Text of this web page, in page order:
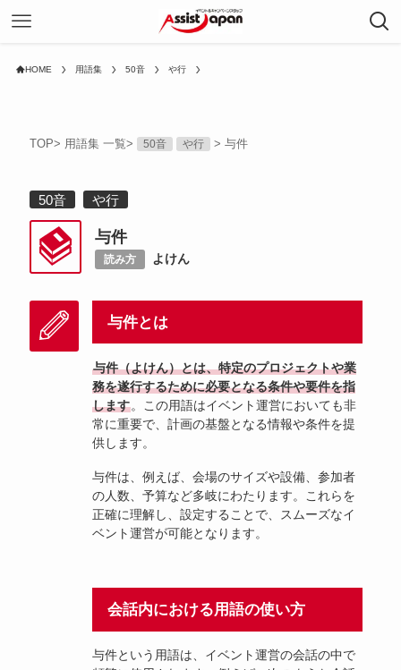
HOME 用語集 50音 や行
TOP> 用語集 一覧> 50音 や行 > 与件
50音 や行
与件
読み方 よけん
与件とは
与件（よけん）とは、特定のプロジェクトや業
務を遂行するために必要となる条件や要件を指
します。この用語はイベント運営においても非
常に重要で、計画の基盤となる情報や条件を提
供します。
与件は、例えば、会場のサイズや設備、参加者
の人数、予算など多岐にわたります。これらを
正確に理解し、設定することで、スムーズなイ
ベント運営が可能となります。
会話内における用語の使い方
与件という用語は、イベント運営の会話の中で